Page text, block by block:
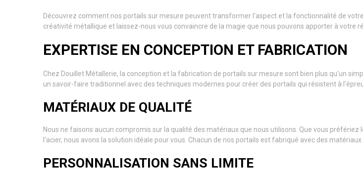
Découvrez comment nos portails sur mesure peuvent transformer l'aspect et la fonctionnalité de
créativité métallique et laissez-nous vous convaincre de la magie que nous pouvons apporter à votre
EXPERTISE EN CONCEPTION ET FABRICATION
Chez Douillet Métallerie, la conception et la fabrication de portails sur mesure sont bien plus qu'un
un savoir-faire traditionnel avec des techniques modernes pour créer des portails qui résistent à
MATÉRIAUX DE QUALITÉ
Nous ne faisons aucun compromis sur la qualité des matériaux que nous utilisons. Que vous
l'acier, nous avons la solution idéale pour vous. Chacun de nos portails est fabriqué avec des
PERSONNALISATION SANS LIMITE